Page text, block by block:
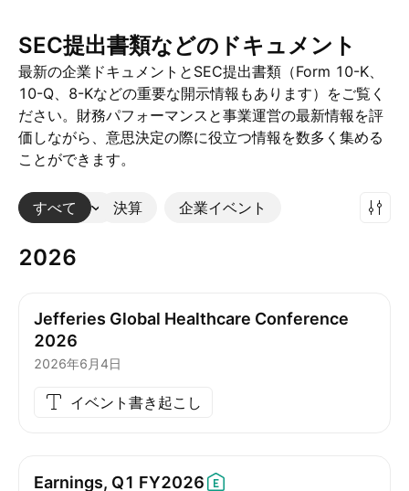
SEC提出書類などのドキュメント
最新の企業ドキュメントとSEC提出書類（Form 10-K、
10-Q、8-Kなどの重要な開示情報もあります）をご覧く
ださい。財務パフォーマンスと事業運営の最新情報を評
価しながら、意思決定の際に役立つ情報を数多く集める
ことができます。
すべて 決算 企業イベント
その他
2026
Jefferies Global Healthcare Conference
2026
2026年6月4日
イベント書き起こし
Earnings, Q1 FY2026